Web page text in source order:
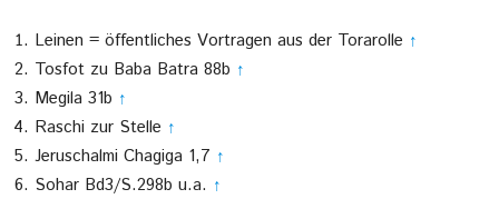
Leinen = öffentliches Vortragen aus der Torarolle ↑
Tosfot zu Baba Batra 88b ↑
Megila 31b ↑
Raschi zur Stelle ↑
Jeruschalmi Chagiga 1,7 ↑
Sohar Bd3/S.298b u.a. ↑